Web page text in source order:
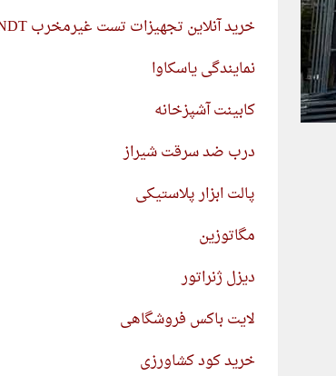
خرید آنلاین تجهیزات تست غیرمخرب NDT
نمایندگی یاسکاوا
کابینت آشپزخانه
درب ضد سرقت شیراز
پالت ابزار پلاستیکی
مگاتوزین
دیزل ژنراتور
لایت باکس فروشگاهی
خرید کود کشاورزی